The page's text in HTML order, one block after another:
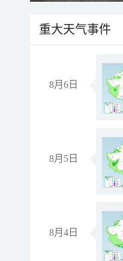
重大天气事件
8月6日
8月5日
8月4日